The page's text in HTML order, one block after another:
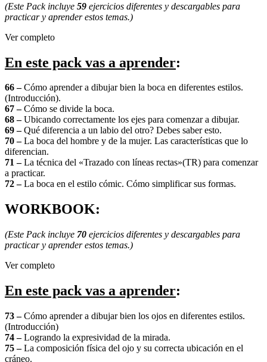
(Este Pack incluye 59 ejercicios diferentes y descargables para
practicar y aprender estos temas.)
Ver completo
En este pack vas a aprender:
66 –Cómo aprender a dibujar bien la boca en diferentes estilos.
(Introducción).
67 –Cómo se divide la boca.
68 –Ubicando correctamente los ejes para comenzar a dibujar.
69 –Qué diferencia a un labio del otro? Debes saber esto.
70 –La boca del hombre y de la mujer. Las características que lo
diferencian.
71 –La técnica del «Trazado con líneas rectas»(TR) para comenzar
a practicar.
72 –La boca en el estilo cómic. Cómo simplificar sus formas.
WORKBOOK:
(Este Pack incluye 70 ejercicios diferentes y descargables para
practicar y aprender estos temas.)
Ver completo
En este pack vas a aprender:
73 –Cómo aprender a dibujar bien los ojos en diferentes estilos.
(Introducción)
74 –Logrando la expresividad de la mirada.
75 –La composición física del ojo y su correcta ubicación en el
cráneo.